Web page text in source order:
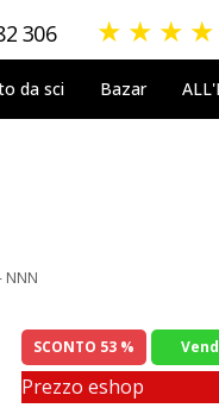
306 ★ ★ ★ ★
da sci Bazar
NNN
SCONTO 53 %
Prezzo eshop